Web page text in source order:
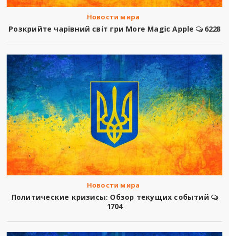
Новости мира
Розкрийте чарівний світ гри More Magic Apple 6228
Новости мира
Политические кризисы: Обзор текущих событий
1704